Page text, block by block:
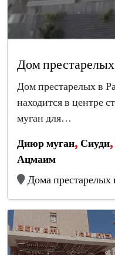
Дом
Дом престарелых в
находится в центре
муган для…
Диюр муган, Сиуди,
Ацмаим
Дома